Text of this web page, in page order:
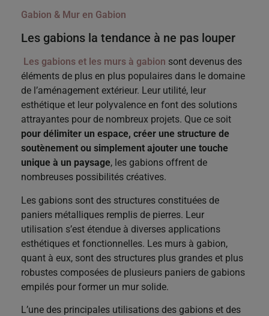
Gabion & Mur en Gabion
Les gabions la tendance à ne pas louper
Les gabions et les murs à gabion sont devenus des
éléments de plus en plus populaires dans le domaine
de l’aménagement extérieur. Leur utilité, leur
esthétique et leur polyvalence en font des solutions
attrayantes pour de nombreux projets. Que ce soit
pour délimiter un espace, créer une structure de
soutènement ou simplement ajouter une touche
unique à un paysage, les gabions offrent de
nombreuses possibilités créatives.
Les gabions sont des structures constituées de
paniers métalliques remplis de pierres. Leur
utilisation s’est étendue à diverses applications
esthétiques et fonctionnelles. Les murs à gabion,
quant à eux, sont des structures plus grandes et plus
robustes composées de plusieurs paniers de gabions
empilés pour former un mur solide.
L’une des principales utilisations des gabions et des